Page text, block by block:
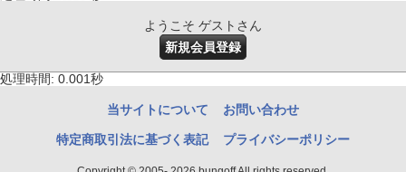
ようこそ ゲストさん
新規会員登録
処理時間: 0.001秒
当サイトについて お問い合わせ
特定商取引法に基づく表記 プライバシーポリシー